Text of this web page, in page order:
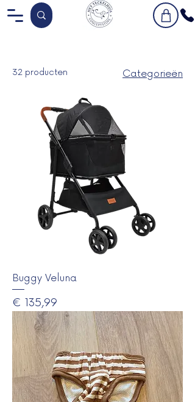
32 producten Categorieën
Buggy Veluna
Prijs
€ 135,99